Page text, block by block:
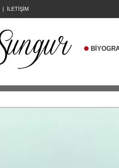
| İLETİŞİM